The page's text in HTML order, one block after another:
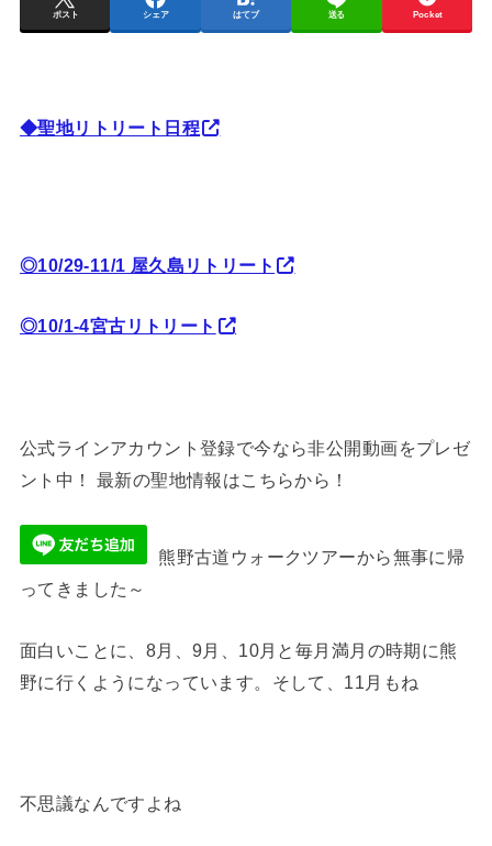
ポスト シェア はてブ 送る Pocket
◆聖地リトリート日程
◎10/29-11/1 屋久島リトリート
◎10/1-4宮古リトリート
公式ラインアカウント登録で今なら非公開動画をプレゼ
ント中！ 最新の聖地情報はこちらから！
熊野古道ウォークツアーから無事に帰
ってきました～
面白いことに、8月、9月、10月と毎月満月の時期に熊
野に行くようになっています。そして、11月もね
不思議なんですよね